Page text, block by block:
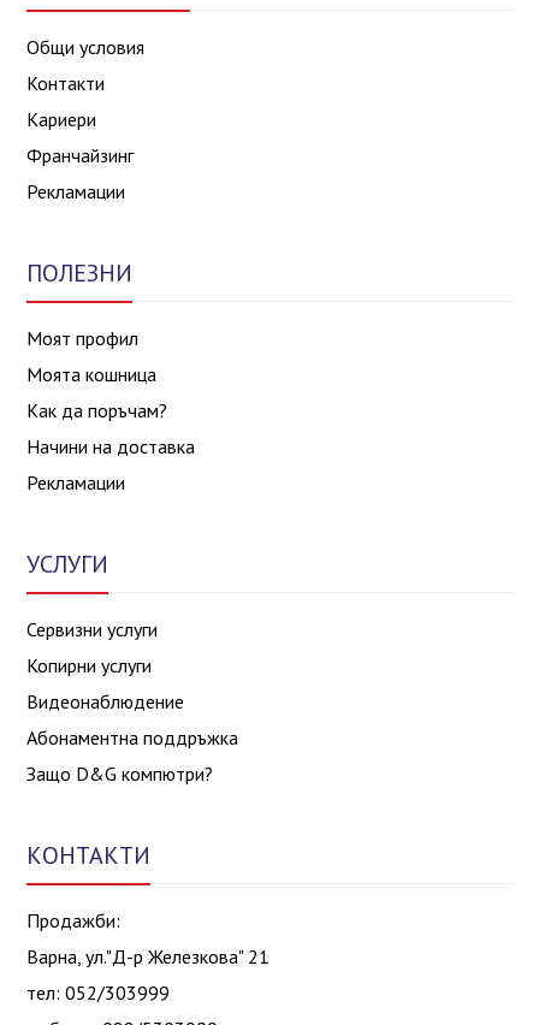
Общи условия
Контакти
Кариери
Франчайзинг
Рекламации
ПОЛЕЗНИ
Моят профил
Моята кошница
Как да поръчам?
Начини на доставка
Рекламации
УСЛУГИ
Сервизни услуги
Копирни услуги
Видеонаблюдение
Абонаментна поддръжка
Защо D&G компютри?
КОНТАКТИ
Продажби:
Варна, ул."Д-р Железкова" 21
тел: 052/303999